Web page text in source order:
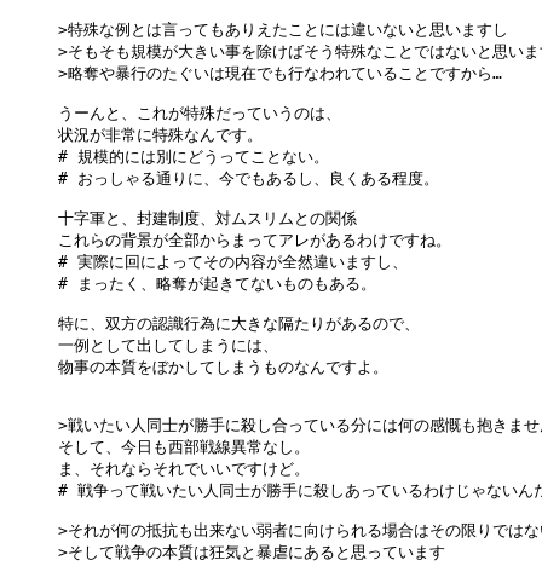
>特殊な例とは言ってもありえたことには違いないと思いますし
>そもそも規模が大きい事を除けばそう特殊なことではないと思い
>略奪や暴行のたぐいは現在でも行なわれていることですから…
うーんと、これが特殊だっていうのは、
状況が非常に特殊なんです。
# 規模的には別にどうってことない。
# おっしゃる通りに、今でもあるし、良くある程度。
十字軍と、封建制度、対ムスリムとの関係
これらの背景が全部からまってアレがあるわけですね。
# 実際に回によってその内容が全然違いますし、
# まったく、略奪が起きてないものもある。
特に、双方の認識行為に大きな隔たりがあるので、
一例として出してしまうには、
物事の本質をぼかしてしまうものなんですよ。
>戦いたい人同士が勝手に殺し合っている分には何の感慨も抱きま
そして、今日も西部戦線異常なし。
ま、それならそれでいいですけど。
# 戦争って戦いたい人同士が勝手に殺しあっているわけじゃないん
>それが何の抵抗も出来ない弱者に向けられる場合はその限りでは
>そして戦争の本質は狂気と暴虐にあると思っています